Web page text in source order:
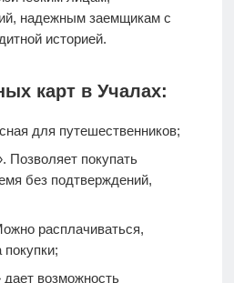
надежным заемщикам с
историей.
карт в Учалах:
для путешественников;
Позволяет покупать
без подтверждений,
расплачиваться,
покупки;
возможность